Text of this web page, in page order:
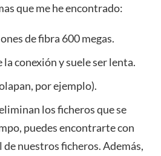
que me he encontrado:
de fibra 600 megas.
conexión y suele ser lenta.
por ejemplo).
los ficheros que se
puedes encontrarte con
nuestros ficheros. Además,